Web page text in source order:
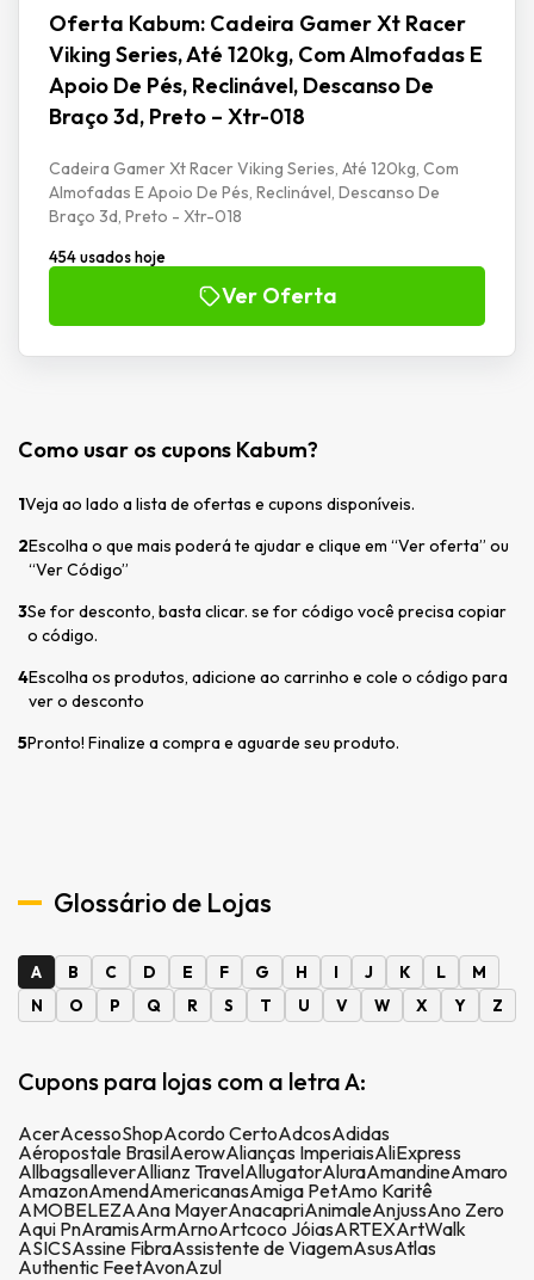
Oferta Kabum: Cadeira Gamer Xt Racer
Viking Series, Até 120kg, Com Almofadas E
Apoio De Pés, Reclinável, Descanso De
Braço 3d, Preto – Xtr-018
Cadeira Gamer Xt Racer Viking Series, Até 120kg, Com
Almofadas E Apoio De Pés, Reclinável, Descanso De
Braço 3d, Preto - Xtr-018
454 usados hoje
Ver Oferta
Como usar os cupons Kabum?
1Veja ao lado a lista de ofertas e cupons disponíveis.
2Escolha o que mais poderá te ajudar e clique em “Ver oferta” ou
“Ver Código”
3Se for desconto, basta clicar. se for código você precisa copiar
o código.
4Escolha os produtos, adicione ao carrinho e cole o código para
ver o desconto
5Pronto! Finalize a compra e aguarde seu produto.
Glossário de Lojas
A B C D E F G H I J K L
M
N
O P Q R S T U V W X Y Z
Cupons para lojas com a letra A:
AcerAcessoShopAcordo CertoAdcosAdidas
Aéropostale BrasilAerowAlianças ImperiaisAliExpress
AllbagsalleverAllianz TravelAllugatorAluraAmandineAmaro
AmazonAmendAmericanasAmiga PetAmo Karitê
AMOBELEZAAna MayerAnacapriAnimaleAnjussAno Zero
Aqui PnAramisArmArnoArtcoco JóiasARTEXArtWalk
ASICSAssine FibraAssistente de ViagemAsusAtlas
Authentic FeetAvonAzul